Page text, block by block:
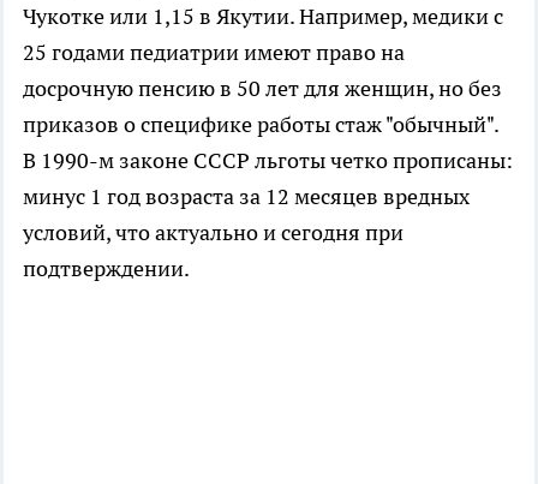
Чукотке или 1,15 в Якутии. Например, медики с
25 годами педиатрии имеют право на
досрочную пенсию в 50 лет для женщин, но без
приказов о специфике работы стаж "обычный".
В 1990-м законе СССР льготы четко прописаны:
минус 1 год возраста за 12 месяцев вредных
условий, что актуально и сегодня при
подтверждении.